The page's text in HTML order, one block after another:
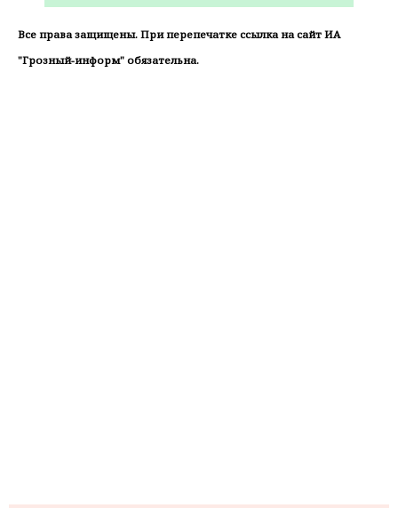
Все права защищены. При перепечатке ссылка на сайт ИА
"Грозный-информ" обязательна.